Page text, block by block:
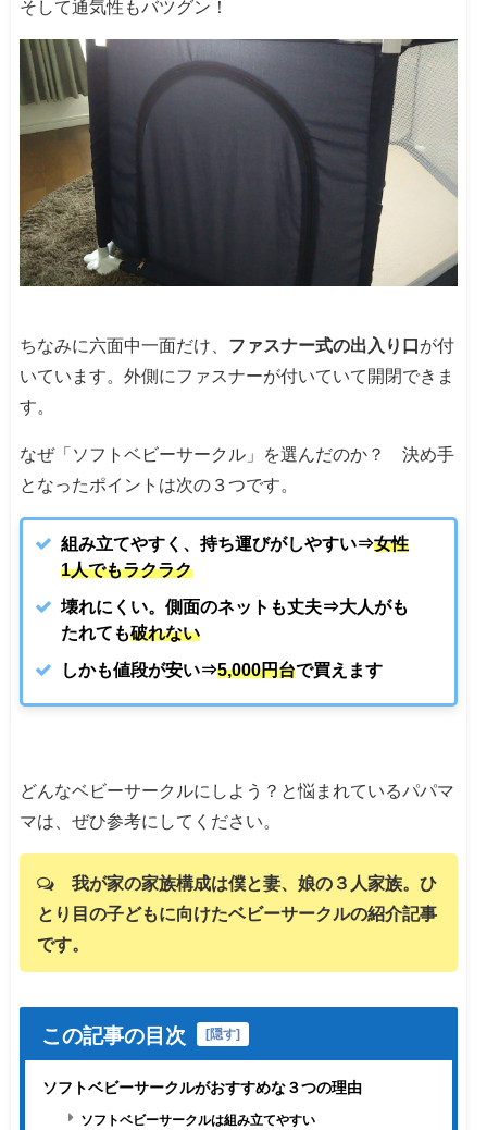
そして通気性もバツグン！
ちなみに六面中一面だけ、 ファスナー式の出入り口 が付
いています。外側にファスナーが付いていて開閉できま
す。
なぜ「ソフトベビーサークル」を選んだのか？ 決め手
となったポイントは次の３つです。
組み立てやすく、持ち運びがしやすい⇒女性
1人でもラクラク
壊れにくい。側面のネットも丈夫⇒大人がも
たれても破れない
しかも値段が安い⇒5,000円台で買えます
どんなベビーサークルにしよう？と悩まれているパパマ
マは、ぜひ参考にしてください。
我が家の家族構成は僕と妻、娘の３人家族。ひ
とり目の子どもに向けたベビーサークルの紹介記事
です。
この記事の目次 隠す
ソフトベビーサークルがおすすめな３つの理由
ソフトベビーサークルは組み立てやすい